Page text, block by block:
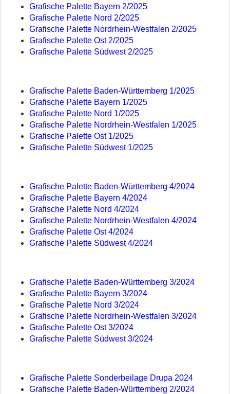
Grafische Palette Bayern 2/2025
Grafische Palette Nord 2/2025
Grafische Palette Nordrhein-Westfalen 2/2025
Grafische Palette Ost 2/2025
Grafische Palette Südwest 2/2025
Grafische Palette Baden-Württemberg 1/2025
Grafische Palette Bayern 1/2025
Grafische Palette Nord 1/2025
Grafische Palette Nordrhein-Westfalen 1/2025
Grafische Palette Ost 1/2025
Grafische Palette Südwest 1/2025
Grafische Palette Baden-Württemberg 4/2024
Grafische Palette Bayern 4/2024
Grafische Palette Nord 4/2024
Grafische Palette Nordrhein-Westfalen 4/2024
Grafische Palette Ost 4/2024
Grafische Palette Südwest 4/2024
Grafische Palette Baden-Württemberg 3/2024
Grafische Palette Bayern 3/2024
Grafische Palette Nord 3/2024
Grafische Palette Nordrhein-Westfalen 3/2024
Grafische Palette Ost 3/2024
Grafische Palette Südwest 3/2024
Grafische Palette Sonderbeilage Drupa 2024
Grafische Palette Baden-Württemberg 2/2024